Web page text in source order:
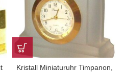
Kristall Miniaturuhr Timpanon,